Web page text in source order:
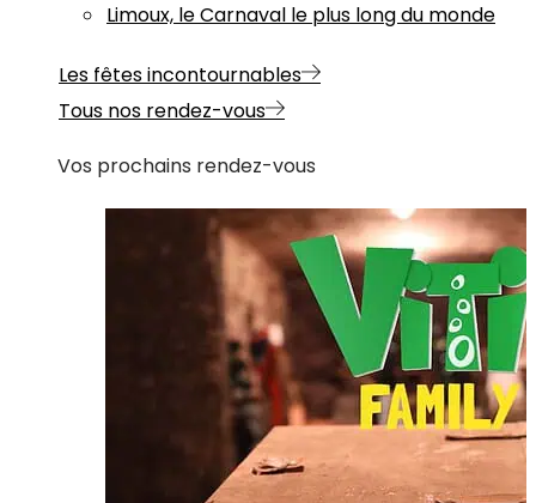
Limoux, le Carnaval le plus long du monde
Les fêtes incontournables
Tous nos rendez-vous
Vos prochains rendez-vous